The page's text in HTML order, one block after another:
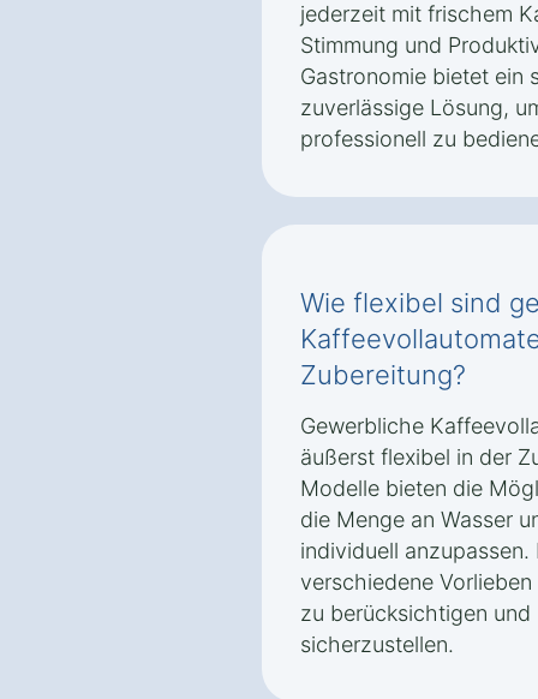
jederzeit mit frischem
Stimmung und
Gastronomie bietet ein
zuverlässige Lösung,
professionell zu
Wie flexibel sind
Zubereitung?
Gewerbliche
äußerst flexibel in der
Modelle bieten die
die Menge an Wasser
individuell
verschiedene
zu berücksichtigen
sicherzustellen.